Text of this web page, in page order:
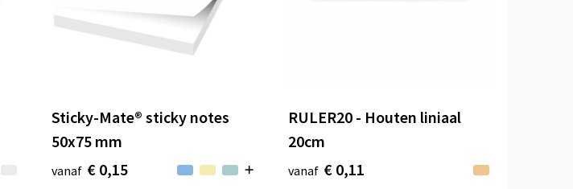
Sticky-Mate® sticky notes
50x75 mm
vanaf € 0,15
RULER20 - Houten liniaal
20cm
vanaf € 0,11